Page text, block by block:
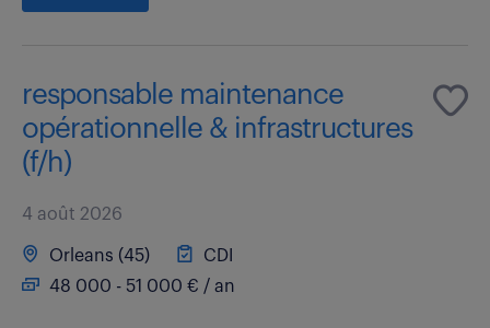
responsable maintenance
opérationnelle & infrastructures
(f/h)
4 août 2026
Orleans (45)
CDI
48 000 - 51 000 € / an